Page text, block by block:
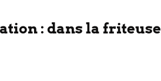
: dans la friteuse